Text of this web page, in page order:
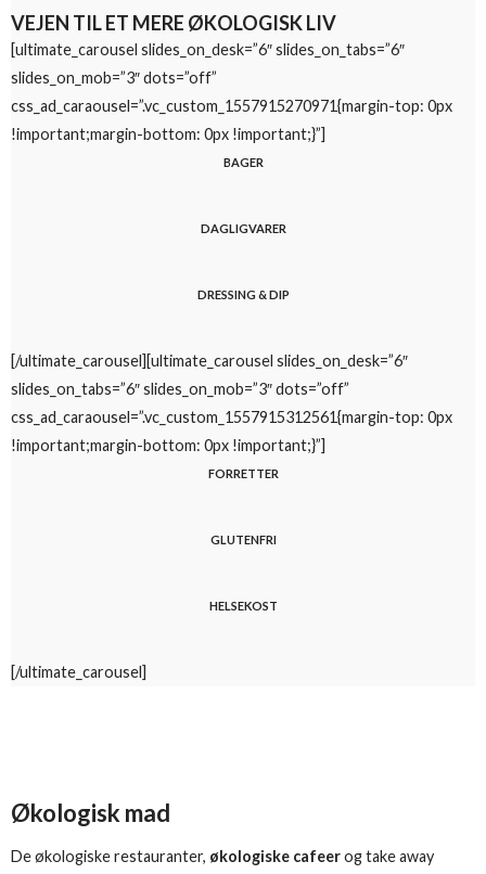
VEJEN TIL ET MERE ØKOLOGISK LIV
[ultimate_carousel slides_on_desk=”6″ slides_on_tabs=”6″
slides_on_mob=”3″ dots=”off”
css_ad_caraousel=”.vc_custom_1557915270971{margin-top: 0px
!important;margin-bottom: 0px !important;}”]
BAGER
DAGLIGVARER
DRESSING & DIP
[/ultimate_carousel][ultimate_carousel slides_on_desk=”6″
slides_on_tabs=”6″ slides_on_mob=”3″ dots=”off”
css_ad_caraousel=”.vc_custom_1557915312561{margin-top: 0px
!important;margin-bottom: 0px !important;}”]
FORRETTER
GLUTENFRI
HELSEKOST
[/ultimate_carousel]
Økologisk mad
De økologiske restauranter, økologiske cafeerog take away